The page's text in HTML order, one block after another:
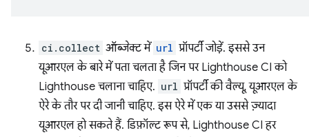
ci.collect ऑब्जेक्ट में url प्रॉपर्टी जोड़ें. इससे उन
यूआरएल के बारे में पता चलता है जिन पर Lighthouse CI को
Lighthouse चलाना चाहिए. url प्रॉपर्टी की वैल्यू, यूआरएल के
ऐरे के तौर पर दी जानी चाहिए. इस ऐरे में एक या उससे ज़्यादा
यूआरएल हो सकते हैं. डिफ़ॉल्ट रूप से, Lighthouse CI हर